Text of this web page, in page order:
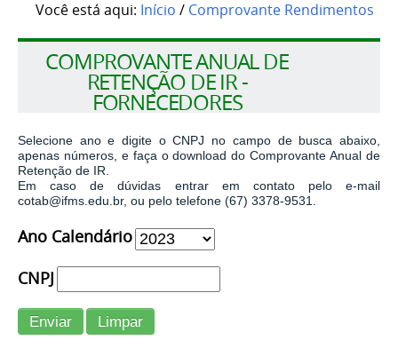
Você está aqui: Início / Comprovante Rendimentos
COMPROVANTE ANUAL DE
RETENÇÃO DE IR -
FORNECEDORES
Selecione ano e digite o CNPJ no campo de busca abaixo,
apenas números, e faça o download do Comprovante Anual de
Retenção de IR.
Em caso de dúvidas entrar em contato pelo e-mail
cotab@ifms.edu.br, ou pelo telefone (67) 3378-9531.
Ano Calendário
CNPJ